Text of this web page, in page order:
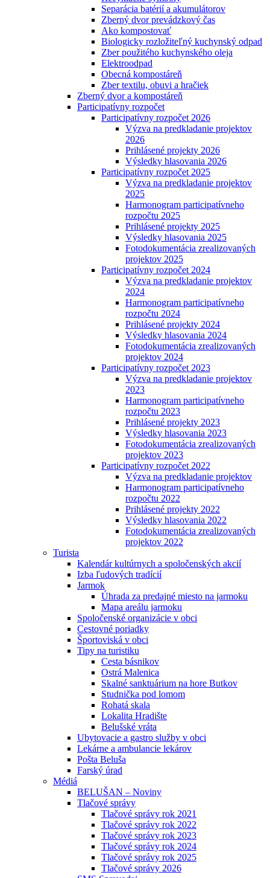
Separácia batérií a akumulátorov
Zberný dvor prevádzkový čas
Ako kompostovať
Biologicky rozložiteľný kuchynský odpad
Zber použitého kuchynského oleja
Elektroodpad
Obecná kompostáreň
Zber textilu, obuvi a hračiek
Zberný dvor a kompostáreň
Participatívny rozpočet
Participatívny rozpočet 2026
Výzva na predkladanie projektov
2026
Prihlásené projekty 2026
Výsledky hlasovania 2026
Participatívny rozpočet 2025
Výzva na predkladanie projektov
2025
Harmonogram participatívneho
rozpočtu 2025
Prihlásené projekty 2025
Výsledky hlasovania 2025
Fotodokumentácia zrealizovaných
projektov 2025
Participatívny rozpočet 2024
Výzva na predkladanie projektov
2024
Harmonogram participatívneho
rozpočtu 2024
Prihlásené projekty 2024
Výsledky hlasovania 2024
Fotodokumentácia zrealizovaných
projektov 2024
Participatívny rozpočet 2023
Výzva na predkladanie projektov
2023
Harmonogram participatívneho
rozpočtu 2023
Prihlásené projekty 2023
Výsledky hlasovania 2023
Fotodokumentácia zrealizovaných
projektov 2023
Participatívny rozpočet 2022
Výzva na predkladanie projektov
Harmonogram participatívneho
rozpočtu 2022
Prihlásené projekty 2022
Výsledky hlasovania 2022
Fotodokumentácia zrealizovaných
projektov 2022
Turista
Kalendár kultúrnych a spoločenských akcií
Izba ľudových tradícií
Jarmok
Úhrada za predajné miesto na jarmoku
Mapa areálu jarmoku
Spoločenské organizácie v obci
Cestovné poriadky
Športoviská v obci
Tipy na turistiku
Cesta básnikov
Ostrá Malenica
Skalné sanktuárium na hore Butkov
Studnička pod lomom
Rohatá skala
Lokalita Hradište
Belušské vráta
Ubytovacie a gastro služby v obci
Lekárne a ambulancie lekárov
Pošta Beluša
Farský úrad
Médiá
BELUŠAN – Noviny
Tlačové správy
Tlačové správy rok 2021
Tlačové správy rok 2022
Tlačové správy rok 2023
Tlačové správy rok 2024
Tlačové správy rok 2025
Tlačové správy 2026